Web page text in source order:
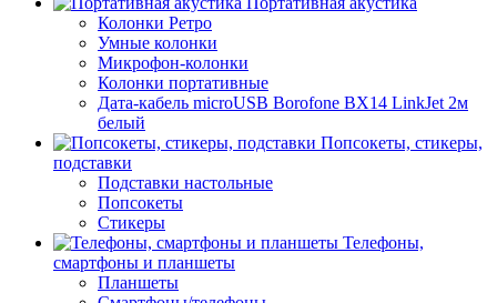
Колонки Ретро
Умные колонки
Микрофон-колонки
Колонки портативные
Дата-кабель microUSB Borofone BX14 LinkJet 2м
белый
Попсокеты, стикеры,
подставки
Подставки настольные
Попсокеты
Стикеры
Телефоны,
смартфоны и планшеты
Планшеты